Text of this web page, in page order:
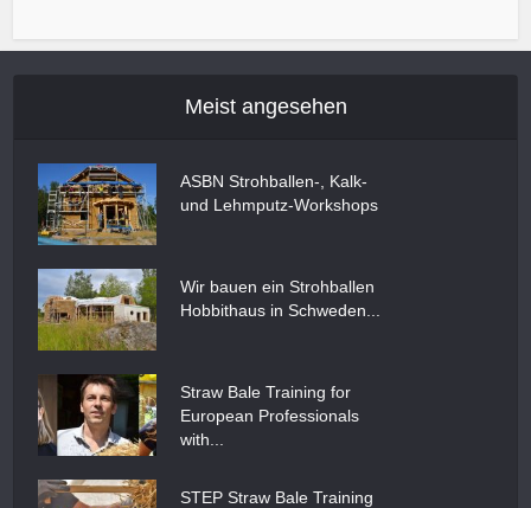
Meist angesehen
ASBN Strohballen-, Kalk-
und Lehmputz-Workshops
Wir bauen ein Strohballen
Hobbithaus in Schweden...
Straw Bale Training for
European Professionals
with...
STEP Straw Bale Training